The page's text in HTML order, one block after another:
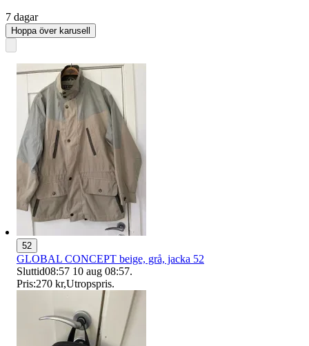
7 dagar
Hoppa över karusell
52
GLOBAL CONCEPT beige, grå, jacka 52
Sluttid08:57 10 aug 08:57.
Pris:270 kr,Utropspris.